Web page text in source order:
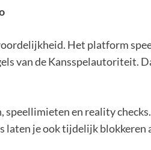
Het platform
van de Kansspelautoriteit.
en reality
laten je ook tijdelijk blokkeren